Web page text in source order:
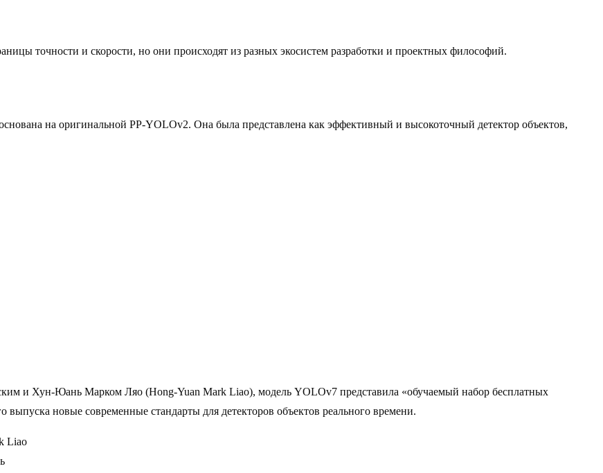
точности и скорости, но они происходят из разных экосистем разработки и проектных философий.
на оригинальной PP-YOLOv2. Она была представлена как эффективный и высокоточный детектор объектов,
и Хун-Юань Марком Ляо (Hong-Yuan Mark Liao), модель YOLOv7 представила «обучаемый набор бесплатных
выпуска новые современные стандарты для детекторов объектов реального времени.
Liao